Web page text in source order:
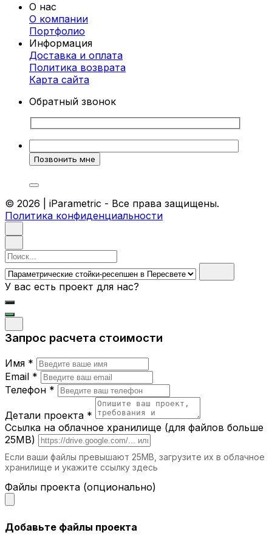
изделия сложной геометрии, которые
идеально вписываются в любой интерьер.
Каждая стойка проектируется индивидуально,
чтобы соответствовать вашим требованиям и
особенностям помещения.
Преимущества параметрических стоек-
Индивидуальный дизайн.Каждая стойка
разрабатывается с учетом
корпоративного стиля и ваших
предпочтений.
Высокое качество материалов.
экологически чистые материалы, которые
гарантируют долговечность.
Эргономика.Наши стойки удобны для
Уникальный внешний вид.
становятся центральным элементом
интерьера, привлекая внимание.
Где можно использовать
параметрические стойки-ресепшен?
Бизнес-центры.Подчеркните статус
современной стойки.
Отели.Первое впечатление гостей
начинается с ресепшн, и наша мебель
помогает создать атмосферу
гостеприимства.
Салоны красоты и спа.Уникальный
дизайн стойки подчеркнет элитность
вашего заведения.
Торговые центры.Функциональные и
привлекательные стойки-ресепшн
идеально подходят для информационных
для регистрации посетителей и создания
акцента на вашем бренде.
О нас
О компании
Портфолио
Информация
Доставка и оплата
Политика возврата
Карта cайта
Обратный звонок
© 2026 | iParametric - Все права защищены.
Политика конфиденциальности
Поиск
У вас есть проект для нас?
Запрос расчета стоимости
Имя *
Email *
Телефон *
Детали проекта *
Ссылка на облачное хранилище (для файлов больше
25MB)
Если ваши файлы превышают 25MB, загрузите их в облачное
хранилище и укажите ссылку здесь
Файлы проекта (опционально)
Добавьте файлы проекта